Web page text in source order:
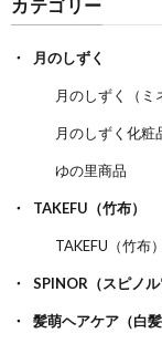
カテゴリー
月のしずく
月のしずく（ミ
月のしずく化粧
ゆの里商品
TAKEFU（竹布）
TAKEFU（竹布
SPINOR（スピノル
髪萌ヘアケア（白